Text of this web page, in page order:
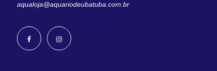
aqualoja@aquariodeubatuba.com.br